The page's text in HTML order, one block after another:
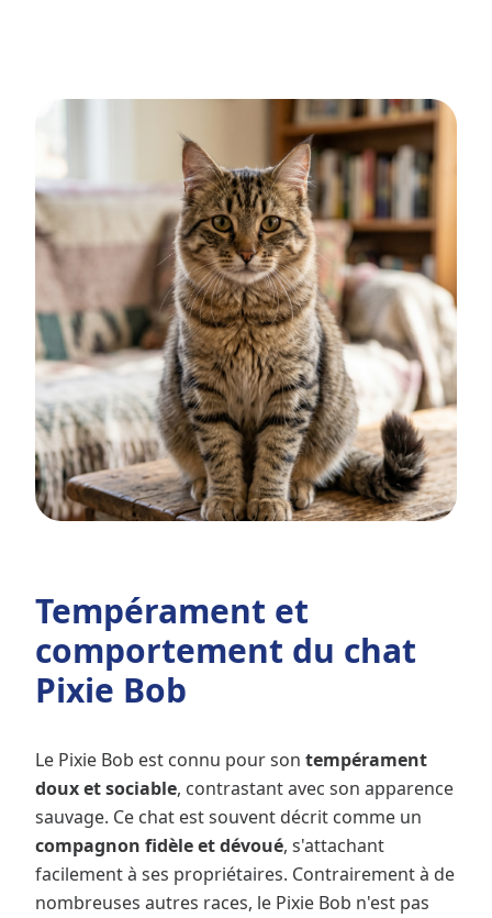
Tempérament et
comportement du chat
Pixie Bob
Le Pixie Bob est connu pour son tempérament
doux et sociable, contrastant avec son apparence
sauvage. Ce chat est souvent décrit comme un
compagnon fidèle et dévoué, s'attachant
facilement à ses propriétaires. Contrairement à de
nombreuses autres races, le Pixie Bob n'est pas